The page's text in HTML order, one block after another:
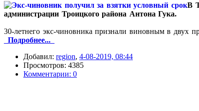
В
администрации Троицкого района Антона Гука.
30‑летнего экс-чиновника признали виновным в двух
Подробнее...
Добавил: region, 4-08-2019, 08:44
Просмотров: 4385
Комментарии: 0